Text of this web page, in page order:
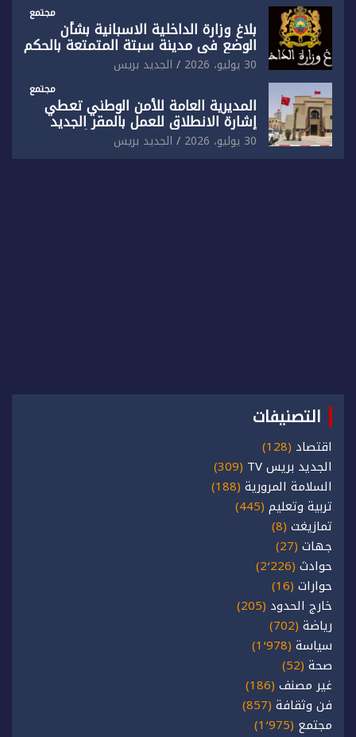
مجتمع
بلاغ وزارة الداخلية الاسبانية بشأن
الوضع في مدينة سبتة المتمتعة بالحكم
الذاتي
30 يوليو، 2026 الجديد بريس
مجتمع
المديرية العامة للأمن الوطني تعطي
إشارة الانطلاق للعمل بالمقر الجديد
للدائرة الثالثة للشرطة بولاية أمن العيون
30 يوليو، 2026 الجديد بريس
التصنيفات
اقتصاد (128)
الجديد بريس TV
(309)
السلامة المرورية (188)
تربية وتعليم (445)
تمازيغت (8)
جهات (27)
حوادث (2٬226)
حوارات (16)
خارج الحدود (205)
رياضة (702)
سياسة (1٬978)
صحة (52)
غير مصنف (186)
فن وثقافة (857)
مجتمع (1٬975)